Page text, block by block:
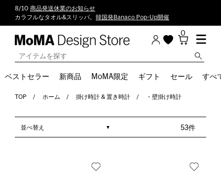
8/10 商品発送休業のお知らせ
カラフルなタオル&スリッパ。 韓国発Banaco Pop-Up開催
0
ベストセラー 新商品 MoMA限定 ギフト セール すべ
TOP ホーム 掛け時計 & 置き時計 ・壁掛け時計
53件
並べ替え